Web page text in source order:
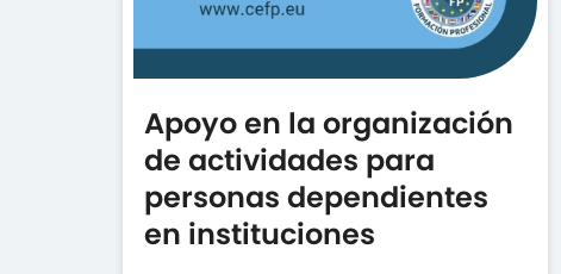
Apoyo en la organización
de actividades para
personas dependientes
en instituciones